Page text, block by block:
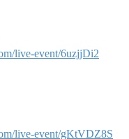
live-event/6uzjjDi2
live-event/gKtVDZ8S